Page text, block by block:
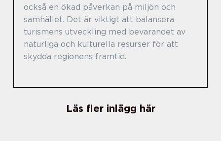
också en ökad påverkan på miljön och
samhället. Det är viktigt att balansera
turismens utveckling med bevarandet av
naturliga och kulturella resurser för att
skydda regionens framtid.
Läs fler inlägg här